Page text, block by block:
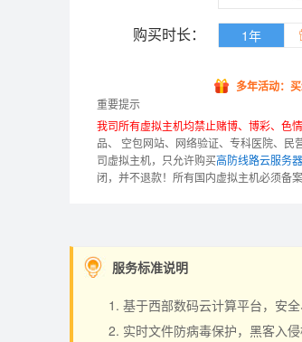
购买时长： 1年
多年活动：
重要提示
我司所有虚拟主机均禁止赌博、博彩、色
品、 空包网站、网络验证、专科医院、
司虚拟主机，只允许购买高防线路云服务器
闭，并不退款！ 所有国内虚拟主机必须备
服务标准说明
基于西部数码云计算平台，安全
实时文件防病毒保护，黑客入